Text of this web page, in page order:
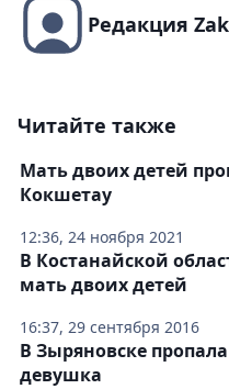
Редакция
Читайте также
12:36, 24 ноября 2021
Мать двоих детей
Кокшетау
16:37, 29 сентября 2016
В Костанайской
мать двоих детей
В Зыряновске
девушка